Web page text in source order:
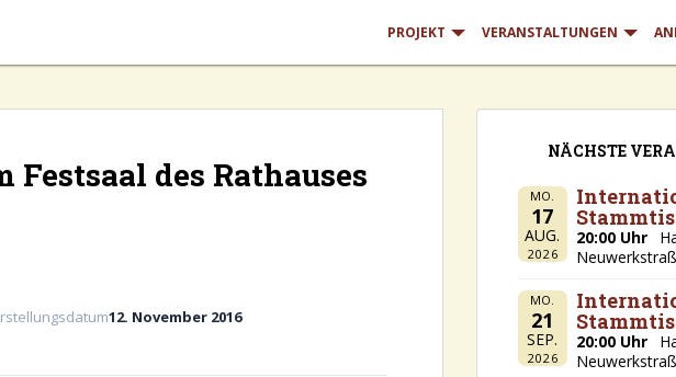
PROJEKT VERANSTALTUNGEN
Festsaal des Rathauses
12. November 2016
NÄCHSTE
MO.
17
AUG.
2026
20:00 Uhr
MO.
21
SEP.
2026
20:00 Uhr